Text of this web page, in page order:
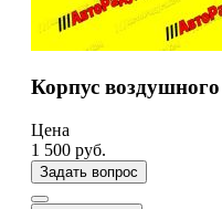
Корпус
Цена
1 500 руб.
Задать вопрос